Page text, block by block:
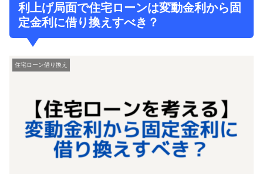
利上げ局面で住宅ローンは変動金利から固
定金利に借り換えすべき？
住宅ローン借り換え